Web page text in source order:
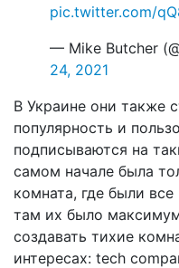
pic.twitter.com/
— Mike Butcher
24, 2021
В Украине они также
популярность и
подписываются на
самом начале была
комната, где были
там их было
создавать тихие
интересах: tech